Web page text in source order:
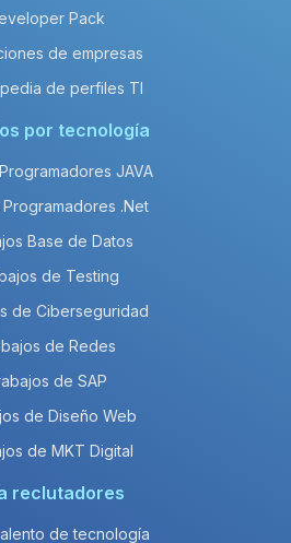
Pack
de empresas
de perfiles TI
por tecnología
JAVA
.Net
Base de Datos
de Testing
de Ciberseguridad
de Redes
de SAP
de Diseño Web
de MKT Digital
reclutadores
de tecnología